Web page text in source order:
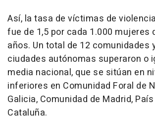
Así, la tasa de víctimas de
fue de 1,5 por cada 1.000 mujeres
años. Un total de 12 comunidades
ciudades autónomas superaron o
media nacional, que se sitúan en
inferiores en Comunidad Foral de
Galicia, Comunidad de Madrid,
Cataluña.